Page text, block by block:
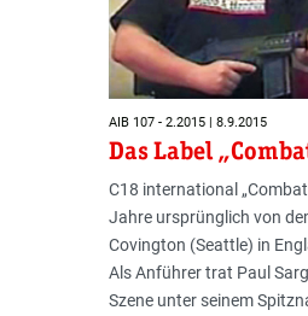
AIB 107 - 2.2015 | 8.9.2015
Das Label
C18 international
Jahre ursprünglich von
Covington (Seattle) in
Als Anführer trat Paul
Szene unter seinem